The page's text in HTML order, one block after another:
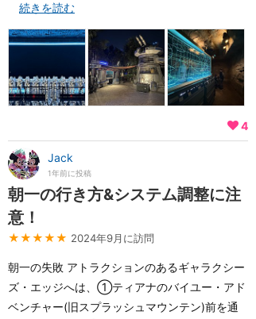
続きを読む
4
Jack
1年前に投稿
朝一の行き方&システム調整に注
意！
★★★★★ 2024年9月に訪問
朝一の失敗 アトラクションのあるギャラクシー
ズ・エッジへは、①ティアナのバイユー・アド
ベンチャー(旧スプラッシュマウンテン)前を通